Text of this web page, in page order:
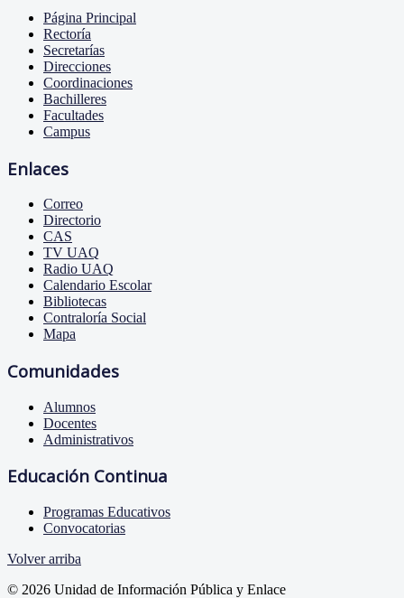
Página Principal
Rectoría
Secretarías
Direcciones
Coordinaciones
Bachilleres
Facultades
Campus
Enlaces
Correo
Directorio
CAS
TV UAQ
Radio UAQ
Calendario Escolar
Bibliotecas
Contraloría Social
Mapa
Comunidades
Alumnos
Docentes
Administrativos
Educación Continua
Programas Educativos
Convocatorias
Volver arriba
© 2026 Unidad de Información Pública y Enlace